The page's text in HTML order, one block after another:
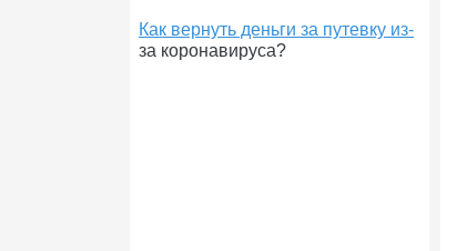
Как вернуть деньги за путевку из-
за коронавируса?